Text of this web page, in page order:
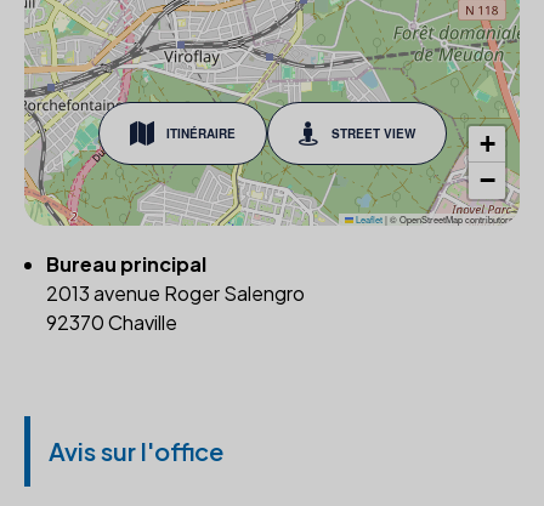
ITINÉRAIRE STREET VIEW
+
−
Leaflet|© OpenStreetMap contributors
Bureau principal
2013 avenue Roger Salengro
92370 Chaville
Avis sur l'office